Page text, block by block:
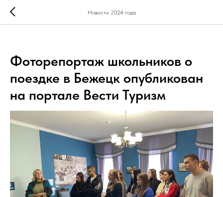
Новости 2024 года
Фоторепортаж школьников о
поездке в Бежецк опубликован
на портале Вести Туризм